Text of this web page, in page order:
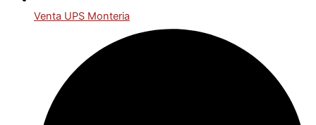
Venta UPS Monteria